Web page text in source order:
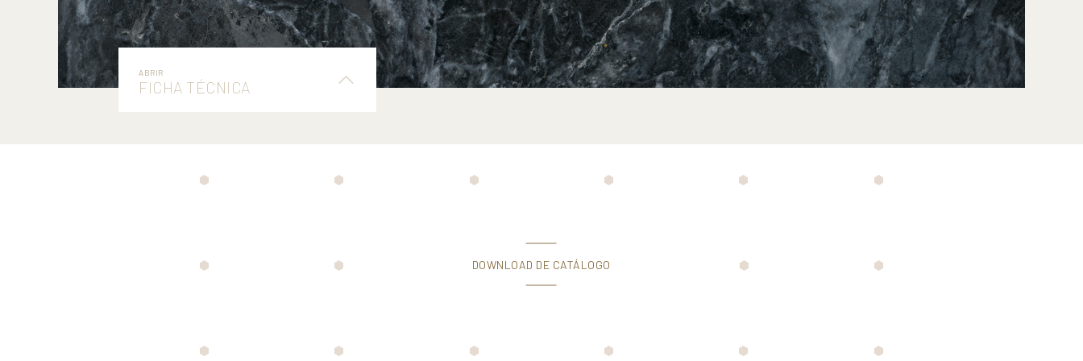
ABRIR
FICHA TÉCNICA
DOWNLOAD DE CATÁLOGO